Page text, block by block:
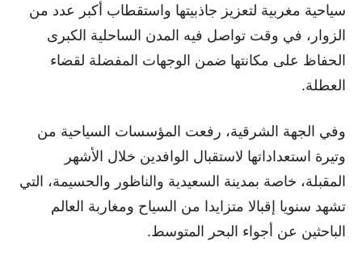
سياحية مغربية لتعزيز جاذبيتها واستقطاب أكبر عدد من
الزوار، في وقت تواصل فيه المدن الساحلية الكبرى
الحفاظ على مكانتها ضمن الوجهات المفضلة لقضاء
العطلة.
وفي الجهة الشرقية، رفعت المؤسسات السياحية من
وتيرة استعداداتها لاستقبال الوافدين خلال الأشهر
المقبلة، خاصة بمدينة السعيدية والناظور والحسيمة، التي
تشهد سنويا إقبالا متزايدا من السياح ومغاربة العالم
الباحثين عن أجواء البحر المتوسط.